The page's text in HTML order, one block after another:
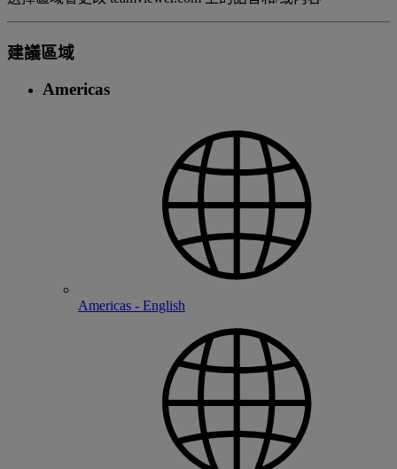
建議區域
Americas
Americas - English